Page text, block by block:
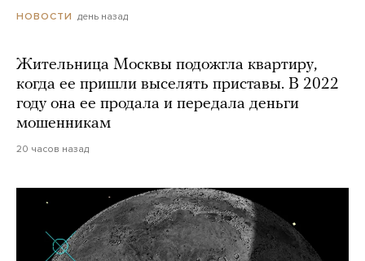
НОВОСТИ день назад
Жительница Москвы подожгла квартиру,
когда ее пришли выселять приставы. В 2022
году она ее продала и передала деньги
мошенникам
20 часов назад